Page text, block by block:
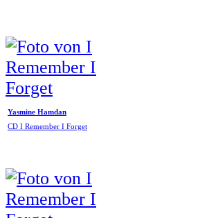
Yasmine Hamdan
CD I Remember I Forget